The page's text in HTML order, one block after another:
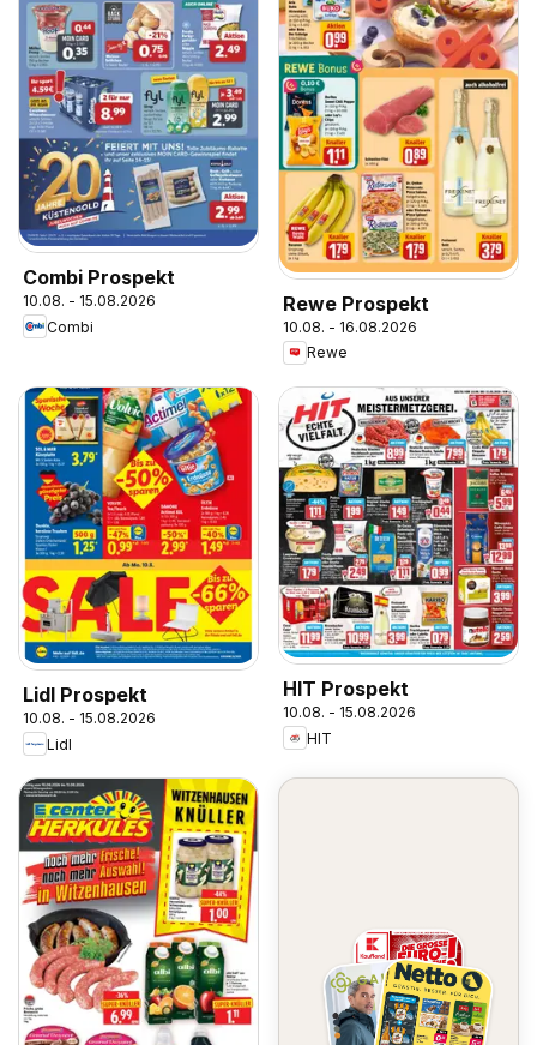
Combi Prospekt
10.08. - 15.08.2026
Combi
Rewe Prospekt
10.08. - 16.08.2026
Rewe
Lidl Prospekt
10.08. - 15.08.2026
Lidl
HIT Prospekt
10.08. - 15.08.2026
HIT